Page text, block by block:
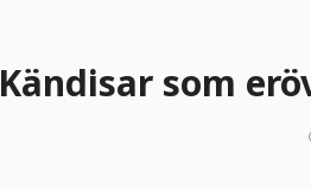
Kändisar som